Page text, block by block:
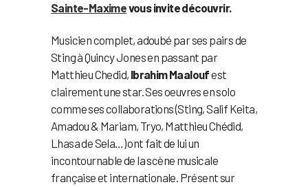
Sainte-Maximevous invite découvrir.
Musicien complet, adoubé par ses pairs de
Sting à Quincy Jones en passant par
Matthieu Chedid, Ibrahim Maaloufest
clairement une star. Ses oeuvres en solo
comme ses collaborations (Sting, Salif Keita,
Amadou & Mariam, Tryo, Matthieu Chédid,
Lhasa de Sela…) ont fait de lui un
incontournable de la scène musicale
française et internationale. Présent sur